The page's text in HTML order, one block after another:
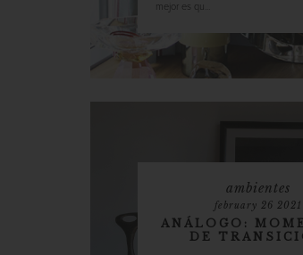
mejor es qu...
ambientes
february 26 2021
ANÁLOGO:
DE